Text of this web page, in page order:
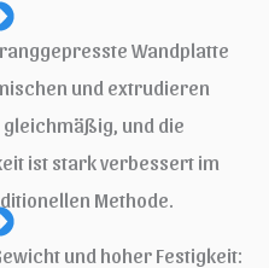
Wandplatte
und extrudieren
und die
ist stark verbessert im
Methode.
und hoher Festigkeit: